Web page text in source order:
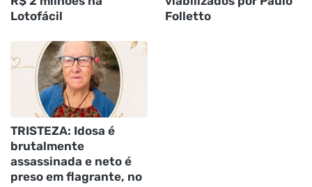
Lotofácil
Folletto
TRISTEZA: Idosa é
brutalmente
assassinada e neto é
preso em flagrante, no